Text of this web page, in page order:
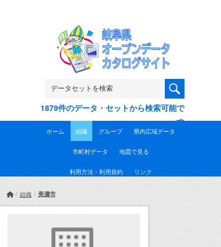
1879件のデータ・セットから検索可能で
す
ホーム 組織 グループ 県内広域データ
市町村データ 地図で見る
利用方法・利用規約 リンク
組織 美濃市